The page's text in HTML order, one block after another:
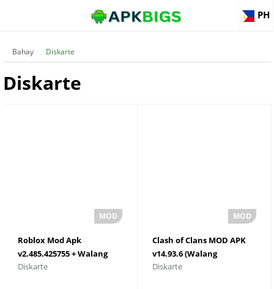
PH
Bahay Diskarte
Diskarte
Roblox Mod Apk
v2.485.425755 + Walang
limitasyong Robux +
Diskarte
Clash of Clans MOD APK
v14.93.6 (Walang
limitasyong Pera) I-
Diskarte